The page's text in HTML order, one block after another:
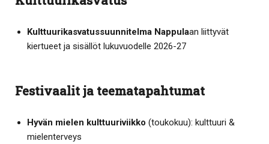
Kulttuurikasvatussuunnitelma Nappulaan liittyvät
kiertueet ja sisällöt lukuvuodelle 2026-27
Festivaalit ja teematapahtumat
Hyvän mielen kulttuuriviikko (toukokuu): kulttuuri &
mielenterveys